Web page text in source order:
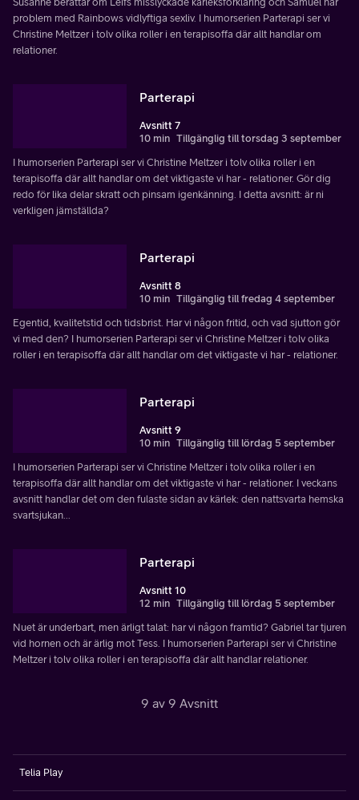
problem med Rainbows vidlyftiga sexliv. I humorserien Parterapi ser vi
Christine Meltzer i tolv olika roller i en terapisoffa där allt handlar om
relationer.
Parterapi
Avsnitt 7
10 min Tillgänglig till torsdag 3 september
I humorserien Parterapi ser vi Christine Meltzer i tolv olika roller i en
terapisoffa där allt handlar om det viktigaste vi har - relationer. Gör dig
redo för lika delar skratt och pinsam igenkänning. I detta avsnitt: är ni
verkligen jämställda?
Parterapi
Avsnitt 8
10 min Tillgänglig till fredag 4 september
Egentid, kvalitetstid och tidsbrist. Har vi någon fritid, och vad sjutton gör
vi med den? I humorserien Parterapi ser vi Christine Meltzer i tolv olika
roller i en terapisoffa där allt handlar om det viktigaste vi har - relationer.
Parterapi
Avsnitt 9
10 min Tillgänglig till lördag 5 september
I humorserien Parterapi ser vi Christine Meltzer i tolv olika roller i en
terapisoffa där allt handlar om det viktigaste vi har - relationer. I veckans
avsnitt handlar det om den fulaste sidan av kärlek: den nattsvarta hemska
svartsjukan...
Parterapi
Avsnitt 10
12 min Tillgänglig till lördag 5 september
Nuet är underbart, men ärligt talat: har vi någon framtid? Gabriel tar tjuren
vid hornen och är ärlig mot Tess. I humorserien Parterapi ser vi Christine
Meltzer i tolv olika roller i en terapisoffa där allt handlar relationer.
9 av 9 Avsnitt
Telia Play